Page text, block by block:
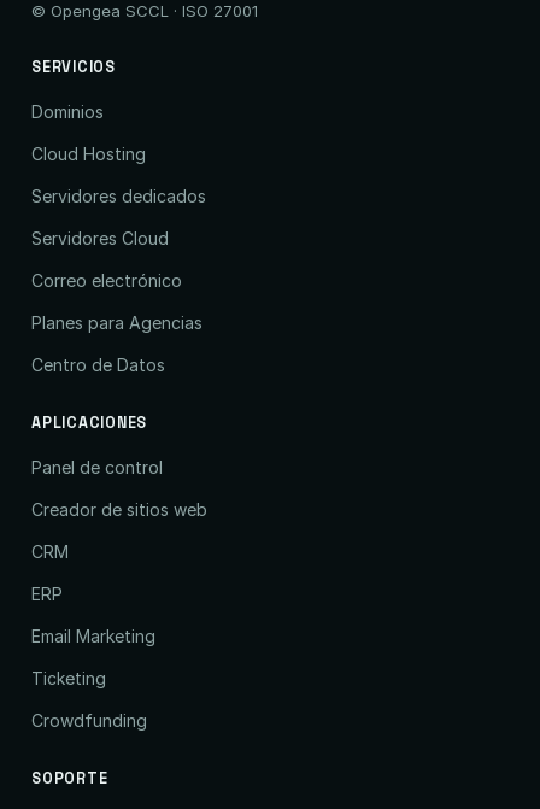
© Opengea SCCL · ISO 27001
SERVICIOS
Dominios
Cloud Hosting
Servidores dedicados
Servidores Cloud
Correo electrónico
Planes para Agencias
Centro de Datos
APLICACIONES
Panel de control
Creador de sitios web
CRM
ERP
Email Marketing
Ticketing
Crowdfunding
SOPORTE